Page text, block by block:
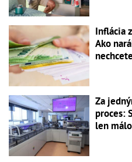
Inflácia
Ako
Za
proces:
len